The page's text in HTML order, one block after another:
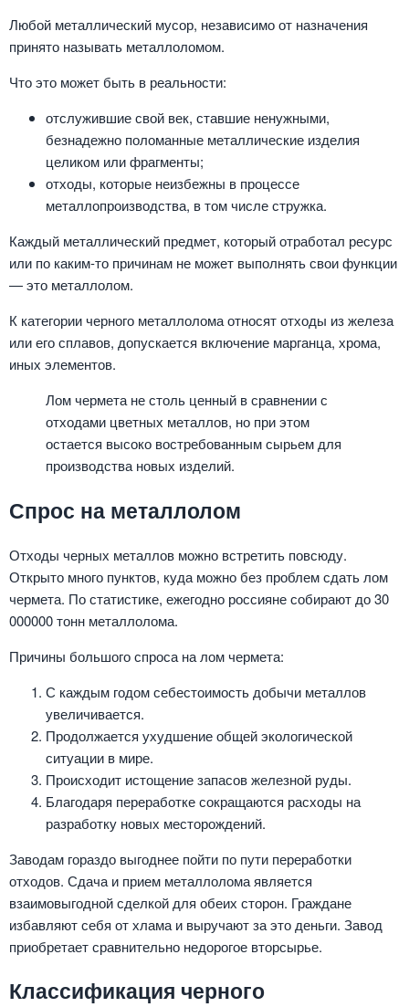
Любой металлический мусор, независимо от назначения
принято называть металлоломом.
Что это может быть в реальности:
отслужившие свой век, ставшие ненужными,
безнадежно поломанные металлические изделия
целиком или фрагменты;
отходы, которые неизбежны в процессе
металлопроизводства, в том числе стружка.
Каждый металлический предмет, который отработал ресурс
или по каким-то причинам не может выполнять свои функции
— это металлолом.
К категории черного металлолома относят отходы из железа
или его сплавов, допускается включение марганца, хрома,
иных элементов.
Лом чермета не столь ценный в сравнении с
отходами цветных металлов, но при этом
остается высоко востребованным сырьем для
производства новых изделий.
Спрос на металлолом
Отходы черных металлов можно встретить повсюду.
Открыто много пунктов, куда можно без проблем сдать лом
чермета. По статистике, ежегодно россияне собирают до 30
000000 тонн металлолома.
Причины большого спроса на лом чермета:
С каждым годом себестоимость добычи металлов
увеличивается.
Продолжается ухудшение общей экологической
ситуации в мире.
Происходит истощение запасов железной руды.
Благодаря переработке сокращаются расходы на
разработку новых месторождений.
Заводам гораздо выгоднее пойти по пути переработки
отходов. Сдача и прием металлолома является
взаимовыгодной сделкой для обеих сторон. Граждане
избавляют себя от хлама и выручают за это деньги. Завод
приобретает сравнительно недорогое вторсырье.
Классификация черного